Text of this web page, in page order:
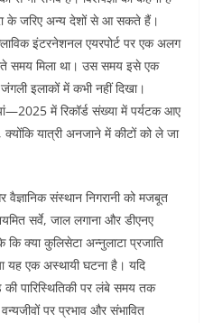
के जरिए अन्य देशों से आ सकते हैं।
इंटरनेशनल एयरपोर्ट पर एक अलग
समय मिला था। उस समय इसे एक
इलाकों में कभी नहीं दिखा।
में रिकॉर्ड संख्या में पर्यटक आए
यात्री अनजाने में कीटों को ले जा
संस्थान निगरानी को मजबूत
सर्वे, जाल लगाना और डीएनए
क्या कुलिसेटा अन्नुलाटा प्रजाति
यह एक अस्थायी घटना है। यदि
पारिस्थितिकी पर लंबे समय तक
पर प्रभाव और संभावित